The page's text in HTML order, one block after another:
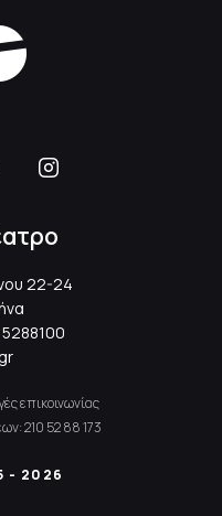
22-24
επικοινωνίας
210 52 88 173
- 2026